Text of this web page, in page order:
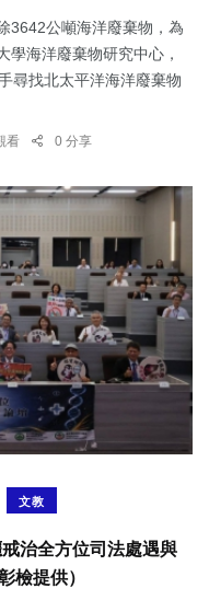
3642公噸海洋廢棄物，為
學海洋廢棄物研究中心，
尋找北太平洋海洋廢棄物
看 0 分享
文教
治全方位司法處遇與
檢提供）